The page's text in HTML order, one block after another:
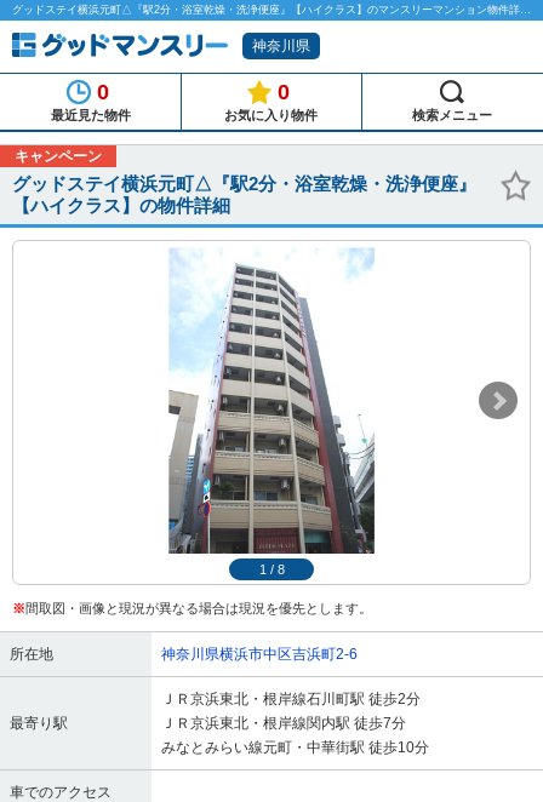
グッドステイ横浜元町△『駅2分・浴室乾燥・洗浄便座』【ハイクラス】のマンスリーマンション物件詳細「グッドマンスリー」
神奈川県
0
最近見た物件
0
お気に入り物件 検索メニュー
キャンペーン
グッドステイ横浜元町△『駅2分・浴室乾燥・洗浄便座』
【ハイクラス】の物件詳細
1 / 8
※間取図・画像と現況が異なる場合は現況を優先とします。
所在地 神奈川県横浜市中区吉浜町2-6
最寄り駅
ＪＲ京浜東北・根岸線石川町駅 徒歩2分
ＪＲ京浜東北・根岸線関内駅 徒歩7分
みなとみらい線元町・中華街駅 徒歩10分
車でのアクセス